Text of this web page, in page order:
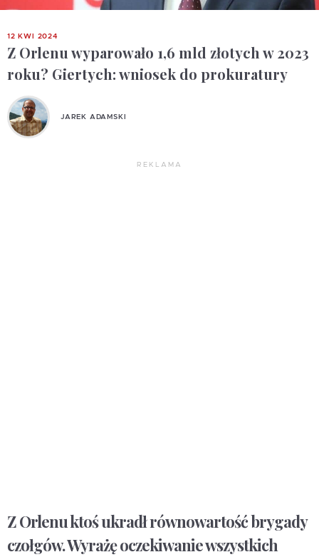
12 KWI 2024
Z Orlenu wyparowało 1,6 mld złotych w 2023
roku? Giertych: wniosek do prokuratury
JAREK ADAMSKI
REKLAMA
Z Orlenu ktoś ukradł równowartość brygady
czołgów. Wyrażę oczekiwanie wszystkich